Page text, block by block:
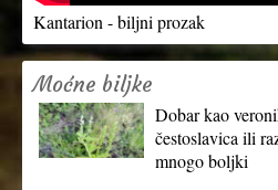
Kantarion - biljni prozak
Moćne biljke
Dobar kao
čestoslavica ili
mnogo boljki